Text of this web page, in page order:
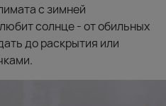
с зимней
солнце - от обильных
до раскрытия или